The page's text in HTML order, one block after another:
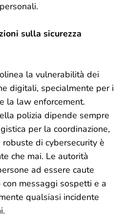
sulla sicurezza
la vulnerabilità dei
digitali, specialmente per i
la law enforcement.
polizia dipende sempre
per la coordinazione,
di cybersecurity è
che mai. Le autorità
ad essere caute
messaggi sospetti e a
qualsiasi incidente